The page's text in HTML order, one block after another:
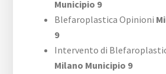
Municipio 9
Blefaroplastica Opinioni
9
Intervento di
Milano Municipio 9